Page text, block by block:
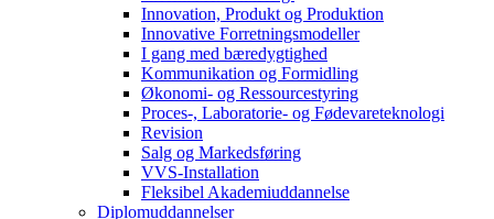
Innovation, Produkt og Produktion
Innovative Forretningsmodeller
I gang med bæredygtighed
Kommunikation og Formidling
Økonomi- og Ressourcestyring
Proces-, Laboratorie- og Fødevareteknologi
Revision
Salg og Markedsføring
VVS-Installation
Fleksibel Akademiuddannelse
Diplomuddannelser